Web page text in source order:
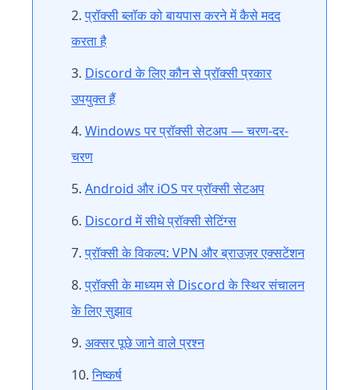
प्रॉक्सी ब्लॉक को बायपास करने में कैसे मदद
करता है
Discord के लिए कौन से प्रॉक्सी प्रकार
उपयुक्त हैं
Windows पर प्रॉक्सी सेटअप — चरण-दर-
चरण
Android और iOS पर प्रॉक्सी सेटअप
Discord में सीधे प्रॉक्सी सेटिंग्स
प्रॉक्सी के विकल्प: VPN और ब्राउज़र एक्सटेंशन
प्रॉक्सी के माध्यम से Discord के स्थिर संचालन
के लिए सुझाव
अक्सर पूछे जाने वाले प्रश्न
निष्कर्ष